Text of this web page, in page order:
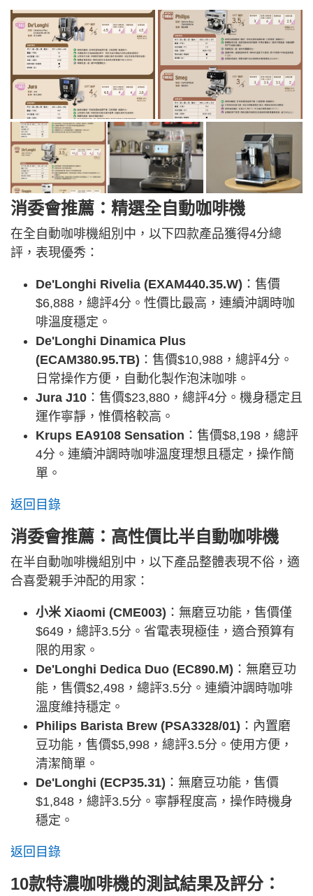
消委會推薦：精選全自動咖啡機
在全自動咖啡機組別中，以下四款產品獲得4分總
評，表現優秀：
De'Longhi Rivelia (EXAM440.35.W) ：售價
$6,888，總評4分。性價比最高，連續沖調時咖
啡溫度穩定。
De'Longhi Dinamica Plus
(ECAM380.95.TB) ：售價$10,988，總評4分。
日常操作方便，自動化製作泡沫咖啡。
Jura J10 ：售價$23,880，總評4分。機身穩定且
運作寧靜，惟價格較高。
Krups EA9108 Sensation ：售價$8,198，總評
4分。連續沖調時咖啡溫度理想且穩定，操作簡
單。
返回目錄
消委會推薦：高性價比半自動咖啡機
在半自動咖啡機組別中，以下產品整體表現不俗，適
合喜愛親手沖配的用家：
小米 Xiaomi (CME003) ：無磨豆功能，售價僅
$649，總評3.5分。省電表現極佳，適合預算有
限的用家。
De'Longhi Dedica Duo (EC890.M) ：無磨豆功
能，售價$2,498，總評3.5分。連續沖調時咖啡
溫度維持穩定。
Philips Barista Brew (PSA3328/01) ：內置磨
豆功能，售價$5,998，總評3.5分。使用方便，
清潔簡單。
De'Longhi (ECP35.31) ：無磨豆功能，售價
$1,848，總評3.5分。寧靜程度高，操作時機身
穩定。
返回目錄
10款特濃咖啡機的測試結果及評分：